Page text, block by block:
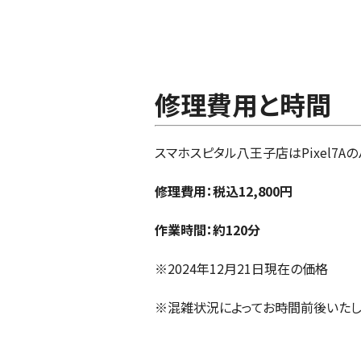
修理費用と時間
スマホスピタル八王子店はPixel7A
修理費用：税込12,800円
作業時間：約120分
※2024年12月21日現在の価格
※混雑状況によってお時間前後いた